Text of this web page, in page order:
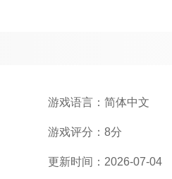
游戏语言：简体中文
游戏评分：8分
更新时间：2026-07-04